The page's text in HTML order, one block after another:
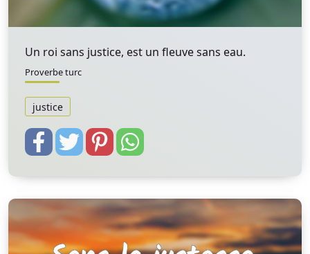
Un roi sans justice, est un fleuve sans eau.
Proverbe turc
justice